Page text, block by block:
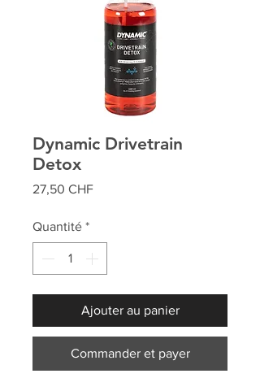
Dynamic Drivetrain
Detox
27,50 CHFPrix
Quantité *
Ajouter au panier
Commander et payer